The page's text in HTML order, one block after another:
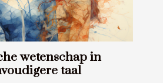
wetenschap in
taal